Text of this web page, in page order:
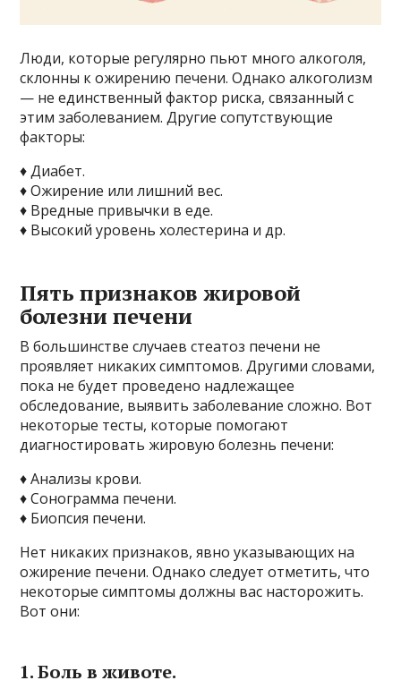
Люди, которые регулярно пьют много алкоголя,
склонны к ожирению печени. Однако алкоголизм
— не единственный фактор риска, связанный с
этим заболеванием. Другие сопутствующие
факторы:
♦ Диабет.
♦ Ожирение или лишний вес.
♦ Вредные привычки в еде.
♦ Высокий уровень холестерина и др.
Пять признаков жировой
болезни печени
В большинстве случаев стеатоз печени не
проявляет никаких симптомов. Другими словами,
пока не будет проведено надлежащее
обследование, выявить заболевание сложно. Вот
некоторые тесты, которые помогают
диагностировать жировую болезнь печени:
♦ Анализы крови.
♦ Сонограмма печени.
♦ Биопсия печени.
Нет никаких признаков, явно указывающих на
ожирение печени. Однако следует отметить, что
некоторые симптомы должны вас насторожить.
Вот они:
1. Боль в животе.